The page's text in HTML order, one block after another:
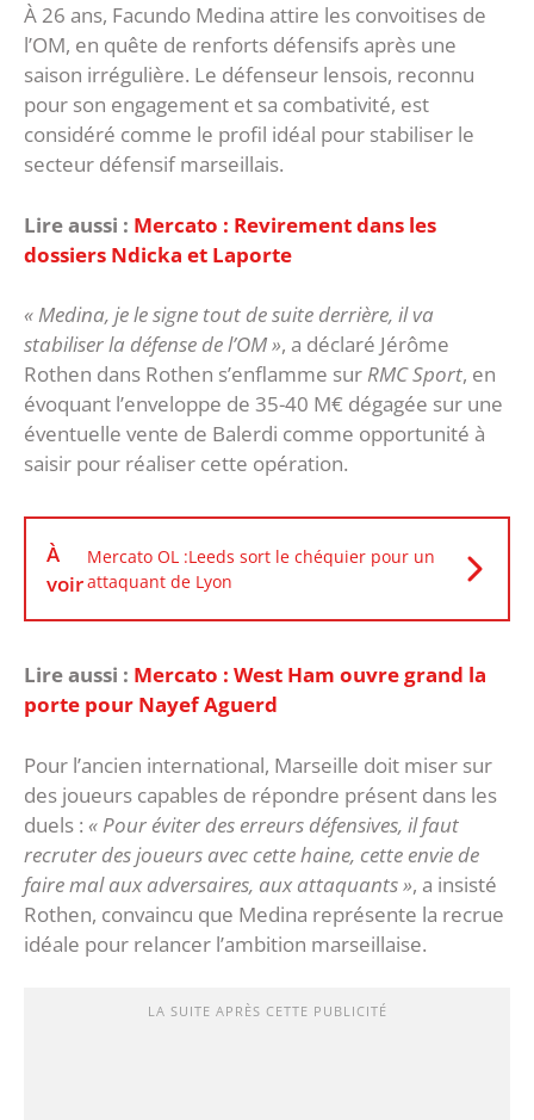
À 26 ans, Facundo Medina attire les convoitises de
l’OM, en quête de renforts défensifs après une
saison irrégulière. Le défenseur lensois, reconnu
pour son engagement et sa combativité, est
considéré comme le profil idéal pour stabiliser le
secteur défensif marseillais.
Lire aussi : Mercato : Revirement dans les
dossiers Ndicka et Laporte
« Medina, je le signe tout de suite derrière, il va
stabiliser la défense de l’OM », a déclaré Jérôme
Rothen dans Rothen s’enflamme sur RMC Sport, en
évoquant l’enveloppe de 35-40 M€ dégagée sur une
éventuelle vente de Balerdi comme opportunité à
saisir pour réaliser cette opération.
À
voir
Mercato OL :Leeds sort le chéquier pour un
attaquant de Lyon
Lire aussi : Mercato : West Ham ouvre grand la
porte pour Nayef Aguerd
Pour l’ancien international, Marseille doit miser sur
des joueurs capables de répondre présent dans les
duels : « Pour éviter des erreurs défensives, il faut
recruter des joueurs avec cette haine, cette envie de
faire mal aux adversaires, aux attaquants », a insisté
Rothen, convaincu que Medina représente la recrue
idéale pour relancer l’ambition marseillaise.
LA SUITE APRÈS CETTE PUBLICITÉ